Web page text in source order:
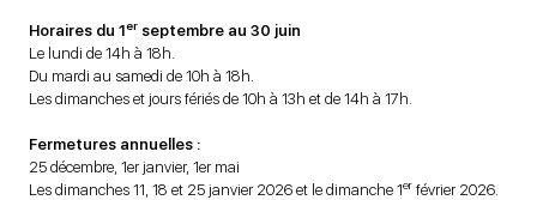
Horaires du 1er septembre au 30 juin
Le lundi de 14h à 18h.
Du mardi au samedi de 10h à 18h.
Les dimanches et jours fériés de 10h à 13h et de 14h à 17h.
Fermetures annuelles :
25 décembre, 1er janvier, 1er mai
Les dimanches 11, 18 et 25 janvier 2026 et le dimanche 1er février 2026.